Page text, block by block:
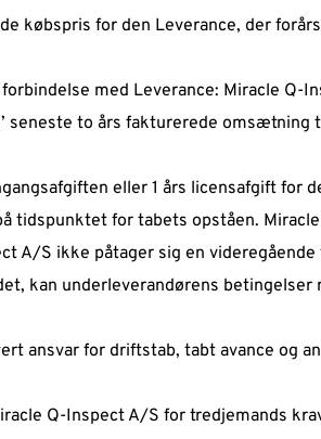
købspris for den Leverance, der
med Leverance: Miracle
seneste to års fakturerede omsætning
eller 1 års licensafgift
tidspunktet for tabets opståen.
A/S ikke påtager sig en
kan underleverandørens
ansvar for driftstab, tabt avance og
Q-Inspect A/S for tredjemands